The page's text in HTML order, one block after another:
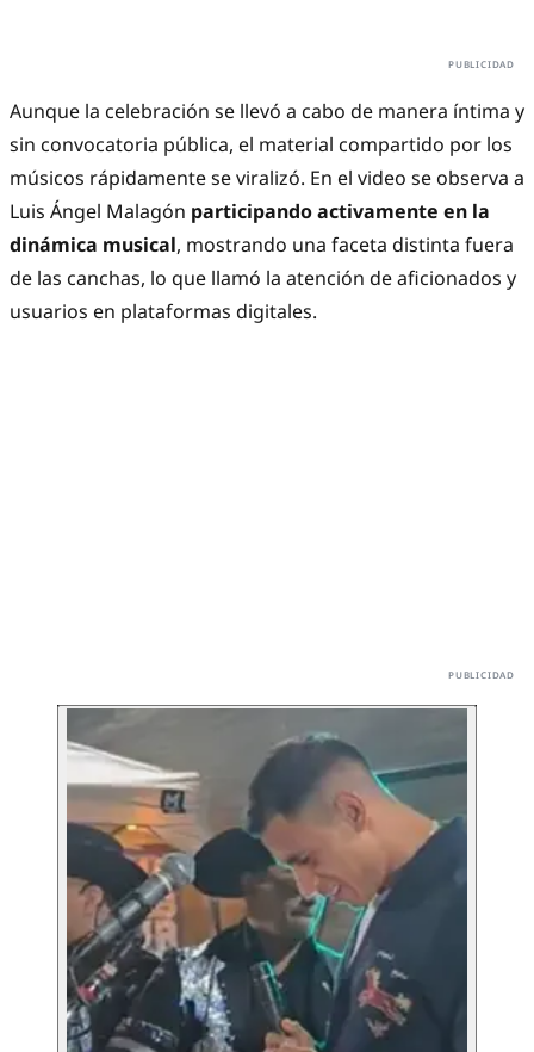
Aunque la celebración se llevó a cabo de manera íntima y
sin convocatoria pública, el material compartido por los
músicos rápidamente se viralizó. En el video se observa a
Luis Ángel Malagón participando activamente en la
dinámica musical, mostrando una faceta distinta fuera
de las canchas, lo que llamó la atención de aficionados y
usuarios en plataformas digitales.